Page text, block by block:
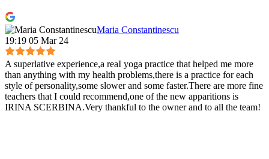
Maria Constantinescu
19:19 05 Mar 24
A superlative experience,a reaI yoga practice that helped me more
than anything with my health problems,there is a practice for each
style of personality,some slower and some faster.There are more fine
teachers that I could recommend,one of the new apparitions is
IRINA SCERBINA.Very thankful to the owner and to all the team!